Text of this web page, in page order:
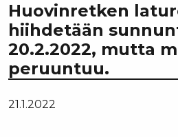
Huovinretken
hiihdetään
20.2.2022, mutta
peruuntuu.
21.1.2022